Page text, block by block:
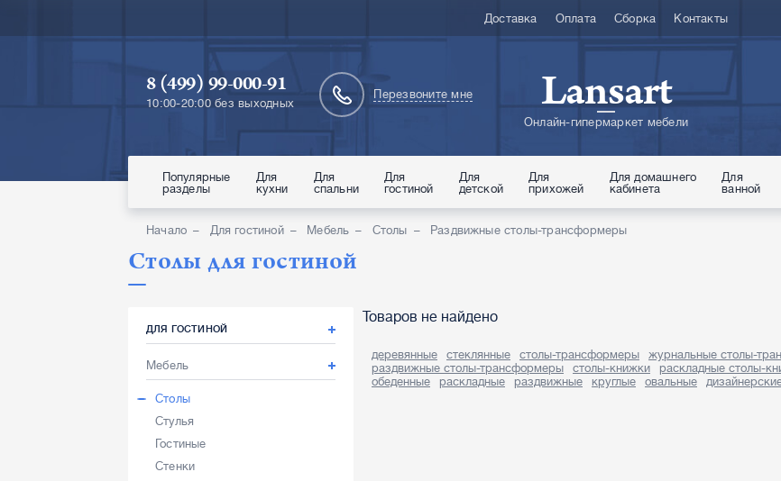
Доставка Оплата Сборка Контакты
8 (499) 99-000-91
10:00-20:00 без выходных
Перезвоните мне Lansart
Онлайн-гипермаркет мебели
Популярные
разделы
Для
кухни
Для
спальни
Для
гостиной
Для
детской
Для
прихожей
Для домашнего
кабинета
Для
ванной
Начало Для гостиной Мебель Столы Раздвижные столы-трансформеры
Столы для гостиной
ДЛЯ ГОСТИНОЙ
Мебель
Столы
Стулья
Гостиные
Стенки
Товаров не найдено
деревянные стеклянные столы-трансформеры журнальные столы-
раздвижные столы-трансформеры
столы-книжки раскладные столы-
обеденные
раскладные раздвижные круглые овальные